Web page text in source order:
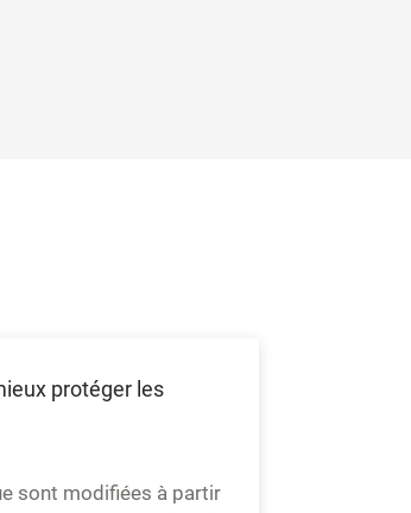
protéger les
sont modifiées à partir